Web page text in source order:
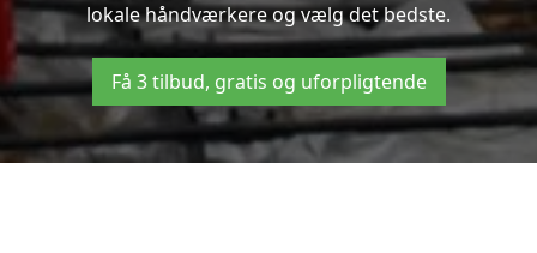
lokale håndværkere og vælg det bedste.
Få 3 tilbud, gratis og uforpligtende